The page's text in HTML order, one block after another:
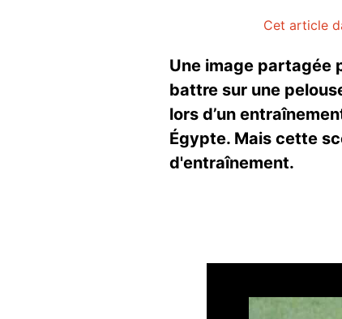
Cet article
Une image partagée
battre sur une
lors d’un
Égypte. Mais cette
d'entraînement.